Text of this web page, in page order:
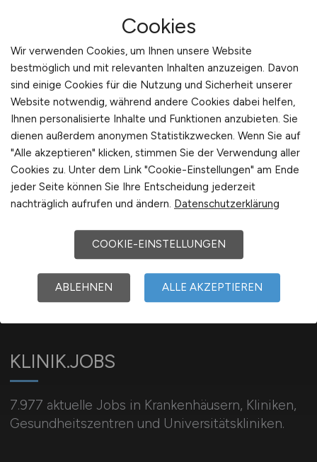
Sie sind hier:
Startseite
Sitemap
KLINIK.JOBS
7.977 aktuelle Jobs in Krankenhäusern, Kliniken,
Gesundheitszentren und Universitätskliniken.
Cookies
Wir verwenden Cookies, um Ihnen unsere Website
bestmöglich und mit relevanten Inhalten anzuzeigen. Davon
sind einige Cookies für die Nutzung und Sicherheit unserer
Website notwendig, während andere Cookies dabei helfen,
Ihnen personalisierte Inhalte und Funktionen anzubieten. Sie
dienen außerdem anonymen Statistikzwecken. Wenn Sie auf
"Alle akzeptieren" klicken, stimmen Sie der Verwendung aller
Cookies zu. Unter dem Link "Cookie-Einstellungen" am Ende
jeder Seite können Sie Ihre Entscheidung jederzeit
nachträglich aufrufen und ändern. Datenschutzerklärung
COOKIE-EINSTELLUNGEN
ABLEHNEN ALLE AKZEPTIEREN